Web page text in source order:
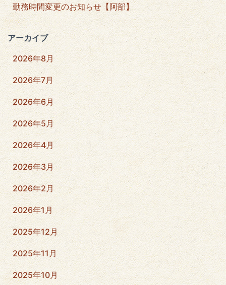
勤務時間変更のお知らせ【阿部】
アーカイブ
2026年8月
2026年7月
2026年6月
2026年5月
2026年4月
2026年3月
2026年2月
2026年1月
2025年12月
2025年11月
2025年10月